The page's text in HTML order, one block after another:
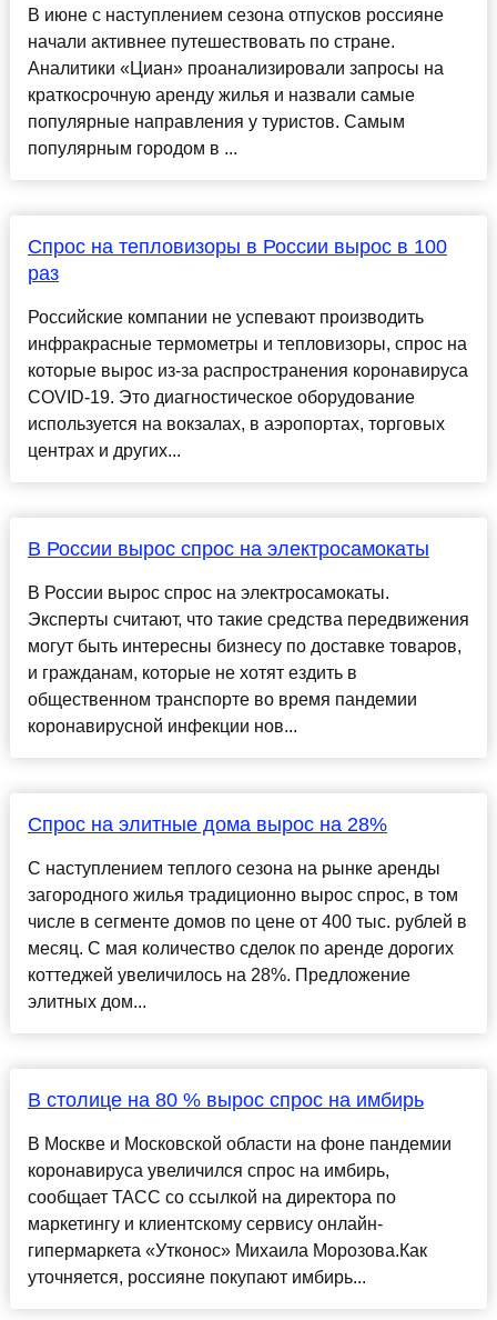
В июне с наступлением сезона отпусков россияне
начали активнее путешествовать по стране.
Аналитики «Циан» проанализировали запросы на
краткосрочную аренду жилья и назвали самые
популярные направления у туристов. Самым
популярным городом в ...
Спрос на тепловизоры в России вырос в 100
раз
Российские компании не успевают производить
инфракрасные термометры и тепловизоры, спрос на
которые вырос из-за распространения коронавируса
COVID-19. Это диагностическое оборудование
используется на вокзалах, в аэропортах, торговых
центрах и других...
В России вырос спрос на электросамокаты
В России вырос спрос на электросамокаты.
Эксперты считают, что такие средства передвижения
могут быть интересны бизнесу по доставке товаров,
и гражданам, которые не хотят ездить в
общественном транспорте во время пандемии
коронавирусной инфекции нов...
Спрос на элитные дома вырос на 28%
С наступлением теплого сезона на рынке аренды
загородного жилья традиционно вырос спрос, в том
числе в сегменте домов по цене от 400 тыс. рублей в
месяц. С мая количество сделок по аренде дорогих
коттеджей увеличилось на 28%. Предложение
элитных дом...
В столице на 80 % вырос спрос на имбирь
В Москве и Московской области на фоне пандемии
коронавируса увеличился спрос на имбирь,
сообщает ТАСС со ссылкой на директора по
маркетингу и клиентскому сервису онлайн-
гипермаркета «Утконос» Михаила Морозова.Как
уточняется, россияне покупают имбирь...